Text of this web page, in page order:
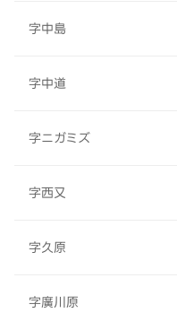
字中島
字中道
字ニガミズ
字西又
字久原
字廣川原